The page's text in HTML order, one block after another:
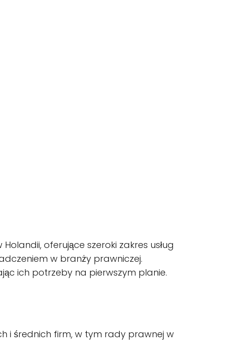
oferujące szeroki zakres usług
w branży prawniczej.
ich potrzeby na pierwszym planie.
i średnich firm, w tym rady prawnej w